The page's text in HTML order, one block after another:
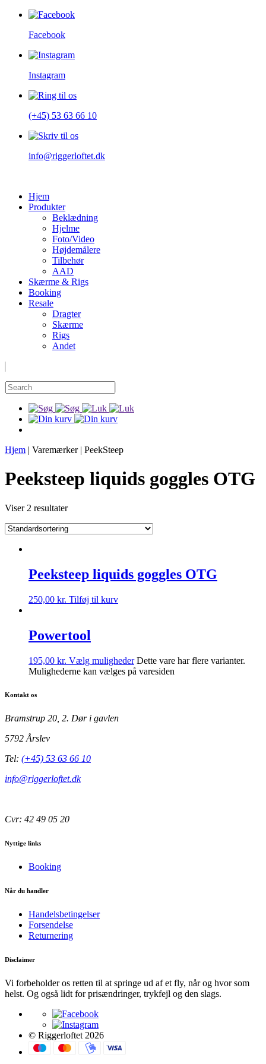
Facebook
Instagram
(+45) 53 63 66 10
info@riggerloftet.dk
Hjem
Produkter
Beklædning
Hjelme
Foto/Video
Højdemålere
Tilbehør
AAD
Skærme & Rigs
Booking
Resale
Dragter
Skærme
Rigs
Andet
Hjem | Varemærker| PeekSteep
Peeksteep liquids goggles OTG
Viser 2 resultater
Peeksteep liquids goggles OTG
250,00 kr. Tilføj til kurv
Powertool
195,00 kr. Vælg muligheder Dette vare har flere varianter.
Mulighederne kan vælges på varesiden
Kontakt os
Bramstrup 20, 2. Dør i gavlen
5792 Årslev
Tel: (+45) 53 63 66 10
info@riggerloftet.dk
Cvr: 42 49 05 20
Nyttige links
Booking
Når du handler
Handelsbetingelser
Forsendelse
Returnering
Disclaimer
Vi forbeholder os retten til at springe ud af et fly, når og hvor som
helst. Og også lidt for prisændringer, trykfejl og den slags.
© Riggerloftet 2026